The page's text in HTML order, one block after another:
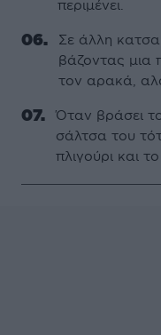
περιμένει.
Σε άλλη
βάζοντας μια
τον αρακά,
Όταν βράσει
σάλτσα του
πλιγούρι και